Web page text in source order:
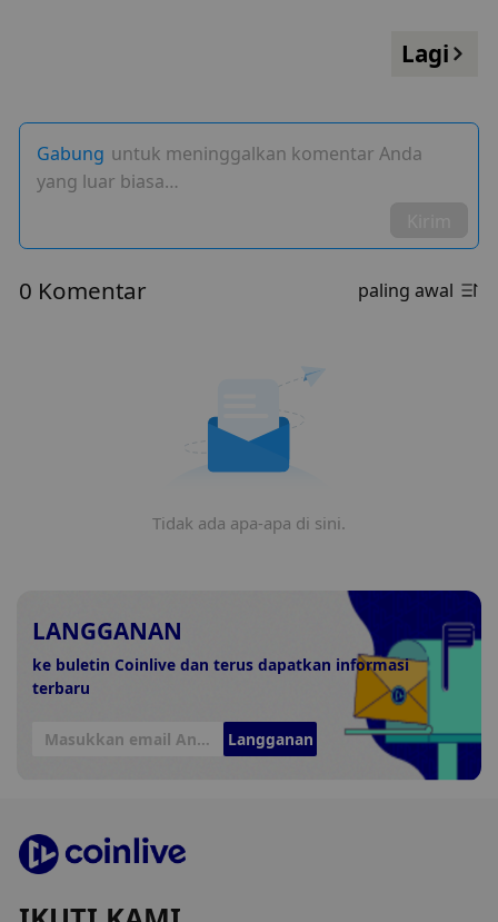
Lagi
Gabung untuk meninggalkan komentar Anda
yang luar biasa…
0 Komentar paling awal
Tidak ada apa-apa di sini.
LANGGANAN
ke buletin Coinlive dan terus dapatkan informasi
terbaru
Langganan